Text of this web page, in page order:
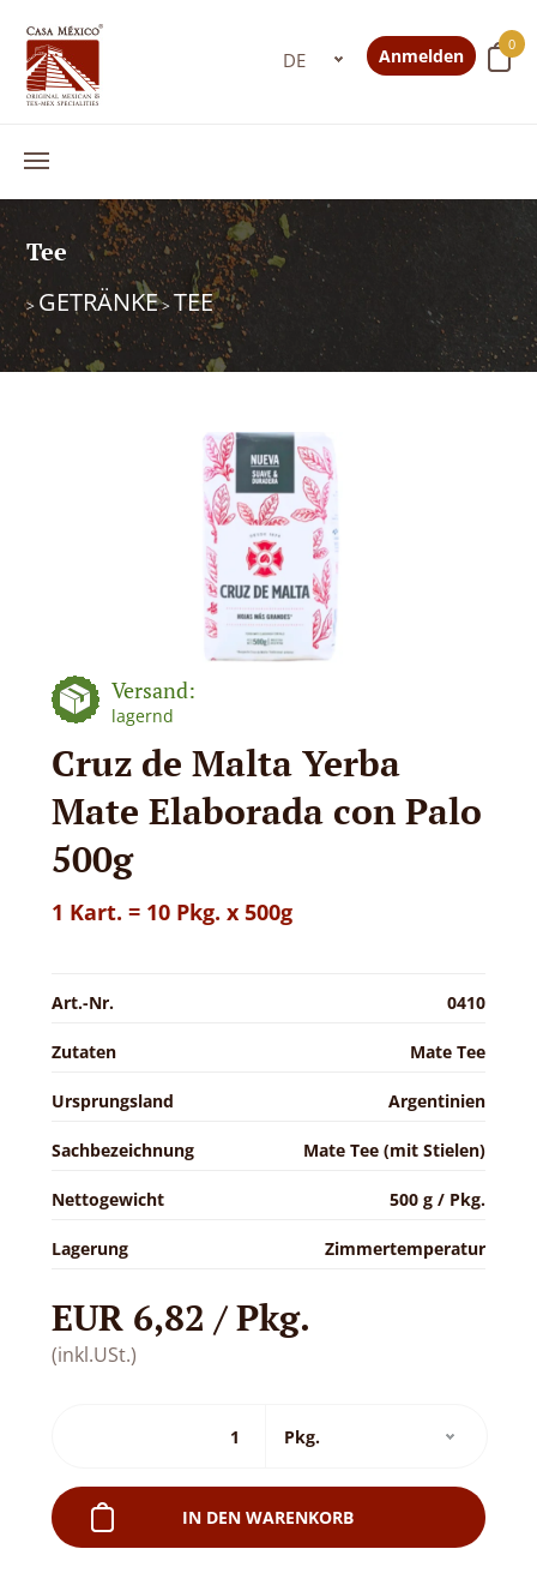
0
Anmelden
Tee
> GETRÄNKE>TEE
Versand:
lagernd
Cruz de Malta Yerba
Mate Elaborada con Palo
500g
1 Kart. = 10 Pkg. x 500g
Art.-Nr. 0410
Zutaten Mate Tee
Ursprungsland Argentinien
Sachbezeichnung Mate Tee (mit Stielen)
Nettogewicht 500 g / Pkg.
Lagerung Zimmertemperatur
EUR 6,82 / Pkg.
(inkl.USt.)
IN DEN WARENKORB